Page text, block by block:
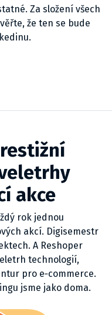
Za složení všech
že ten se bude
akce
rok jednou
akcí. Digisemestr
A Reshoper
technologií,
pro e‑commerce.
jsme jako doma.